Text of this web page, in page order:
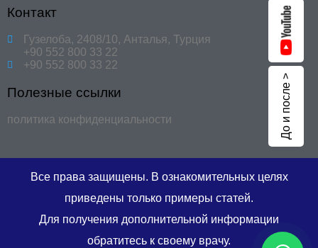
Контакт
Гузелоба, 2408/10, Анталья, Турция
+90 552 800 33 22
+90 552 800 33 22
Полезные ссылки
политика конфиденциальности
Все права защищены. В ознакомительных целях
приведены только примеры статей.
Для получения дополнительной информации
обратитесь к своему врачу.
До и после >